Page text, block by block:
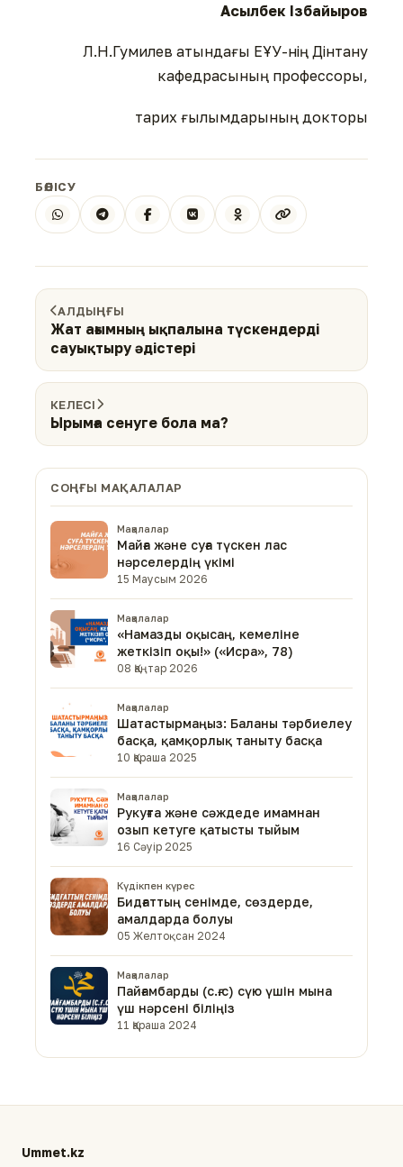
Асылбек Ізбайыров
Л.Н.Гумилев атындағы ЕҰУ-нің Дінтану
кафедрасының профессоры,
тарих ғылымдарының докторы
БӨЛІСУ
АЛДЫҢҒЫ
Жат ағымның ықпалына түскендерді
сауықтыру әдістері
КЕЛЕСІ
Ырымға сенуге бола ма?
СОҢҒЫ МАҚАЛАЛАР
Мақалалар
Майға және суға түскен лас
нәрселердің үкімі
15 Маусым 2026
Мақалалар
«Намазды оқысаң, кемеліне
жеткізіп оқы!» («Исра», 78)
08 Қаңтар 2026
Мақалалар
Шатастырмаңыз: Баланы тәрбиелеу
басқа, қамқорлық таныту басқа
10 Қараша 2025
Мақалалар
Рукуғта және сәждеде имамнан
озып кетуге қатысты тыйым
16 Сәуір 2025
Күдікпен күрес
Бидғаттың сенімде, сөздерде,
амалдарда болуы
05 Желтоқсан 2024
Мақалалар
Пайғамбарды (с.ғ.с) сүю үшін мына
үш нәрсені біліңіз
11 Қараша 2024
Ummet.kz